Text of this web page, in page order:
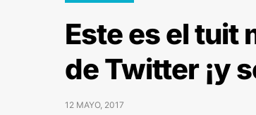
Este es el tuit
de Twitter ¡y
12 MAYO, 2017